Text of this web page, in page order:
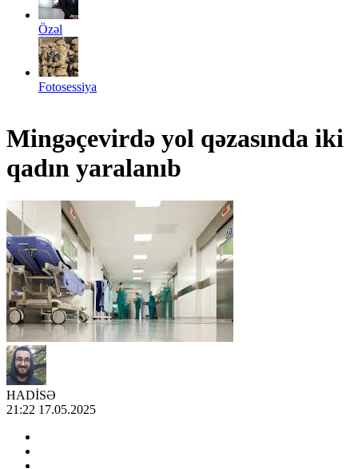
Özəl
Fotosessiya
Mingəçevirdə yol qəzasında iki
qadın yaralanıb
HADİSƏ
21:22 17.05.2025